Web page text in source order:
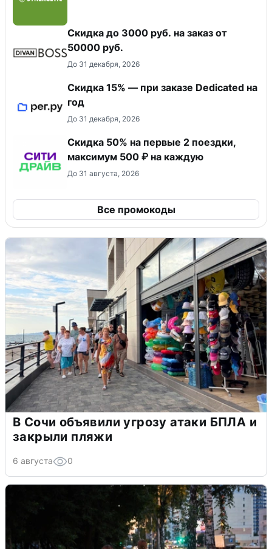
Скидка до 3000 руб. на заказ от
50000 руб.
До 31 декабря, 2026
Скидка 15% — при заказе Dedicated на
год
До 31 декабря, 2026
Скидка 50% на первые 2 поездки,
максимум 500 ₽ на каждую
До 31 августа, 2026
Все промокоды
В Сочи объявили угрозу атаки БПЛА и
закрыли пляжи
6 августа 0